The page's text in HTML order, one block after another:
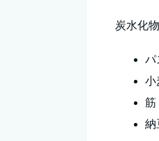
炭水化
パ
小
筋
納